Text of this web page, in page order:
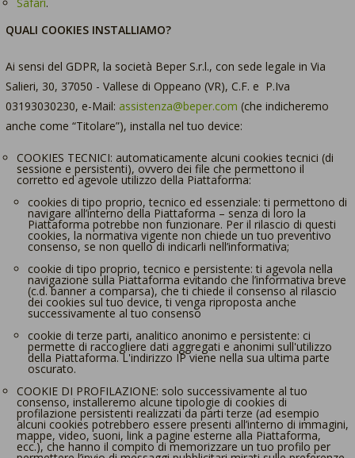
QUALI COOKIES INSTALLIAMO?
Ai sensi del GDPR, la società Beper S.r.l., con sede legale in Via
Salieri, 30, 37050 - Vallese di Oppeano (VR), C.F. e P.Iva
03193030230, e-Mail: assistenza@beper.com (che indicheremo
anche come “Titolare”), installa nel tuo device:
COOKIES TECNICI: automaticamente alcuni cookies tecnici (di
sessione e persistenti), ovvero dei file che permettono il
corretto ed agevole utilizzo della Piattaforma:
cookies di tipo proprio, tecnico ed essenziale: ti permettono di
navigare all’interno della Piattaforma – senza di loro la
Piattaforma potrebbe non funzionare. Per il rilascio di questi
cookies, la normativa vigente non chiede un tuo preventivo
consenso, se non quello di indicarli nell’informativa;
cookie di tipo proprio, tecnico e persistente: ti agevola nella
navigazione sulla Piattaforma evitando che l’informativa breve
(c.d. banner a comparsa), che ti chiede il consenso al rilascio
dei cookies sul tuo device, ti venga riproposta anche
successivamente al tuo consenso
cookie di terze parti, analitico anonimo e persistente: ci
permette di raccogliere dati aggregati e anonimi sull'utilizzo
della Piattaforma. L'indirizzo IP viene nella sua ultima parte
oscurato.
COOKIE DI PROFILAZIONE: solo successivamente al tuo
consenso, installeremo alcune tipologie di cookies di
profilazione persistenti realizzati da parti terze (ad esempio
alcuni cookies potrebbero essere presenti all’interno di immagini,
mappe, video, suoni, link a pagine esterne alla Piattaforma,
ecc.), che hanno il compito di memorizzare un tuo profilo per